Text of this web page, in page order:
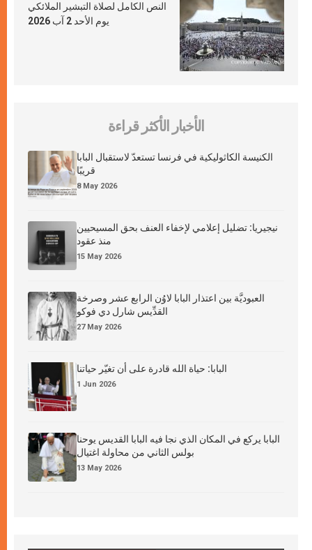
النص الكامل لصلاة التبشير الملائكي
يوم الأحد 2 آب 2026
الأخبار الأكثر قراءة
الكنيسة الكاثوليكية في فرنسا تستعدّ لاستقبال البابا
قريبًا
8 May 2026
نيجيريا: تضليل إعلامي لإخفاء العنف بحق المسيحيين
منذ عقود
15 May 2026
العبوديَّة بين اعتذار البابا لاوُن الرابع عشر وصرخة
القدِّيس شارل دي فوكو
27 May 2026
البابا: حياة الله قادرة على أن تغيّر حياتنا
1 Jun 2026
البابا يركع في المكان الذي نجا فيه البابا القديس يوحنا
بولس الثاني من محاولة اغتيال
13 May 2026